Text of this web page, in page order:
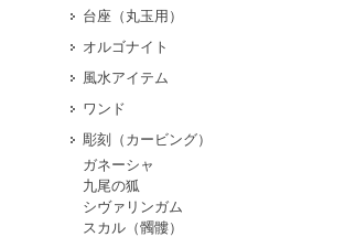
台座（丸玉用）
オルゴナイト
風水アイテム
ワンド
彫刻（カービング）
ガネーシャ
九尾の狐
シヴァリンガム
スカル（髑髏）